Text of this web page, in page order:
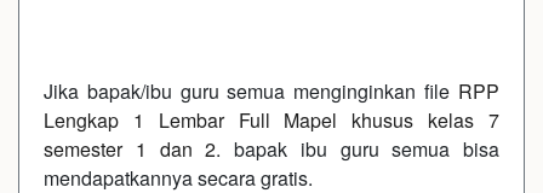
Jika bapak/ibu guru semua menginginkan file RPP
Lengkap 1 Lembar Full Mapel khusus kelas 7
semester 1 dan 2. bapak ibu guru semua bisa
mendapatkannya secara gratis.